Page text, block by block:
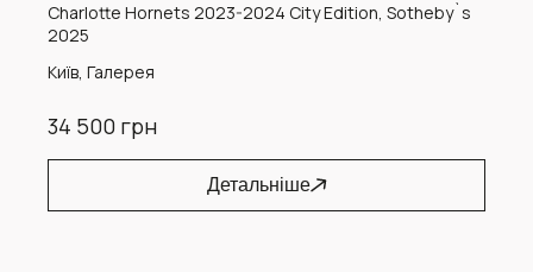
Charlotte Hornets 2023-2024 City Edition, Sotheby`s
2025
Київ, Галерея
34 500 грн
Детальніше